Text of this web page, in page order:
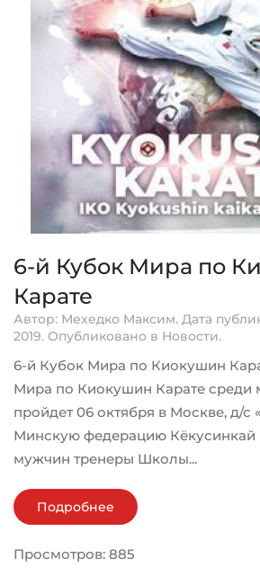
6-й Кубок Мира по
Карате
Автор: Мехедко Максим. Дата
2019. Опубликовано в Новости.
6-й Кубок Мира по Киокушин
Мира по Киокушин Карате
пройдет 06 октября в Москве, д/с
Минскую федерацию Кёкусинкай
мужчин тренеры Школы...
Подробнее
Просмотров: 885